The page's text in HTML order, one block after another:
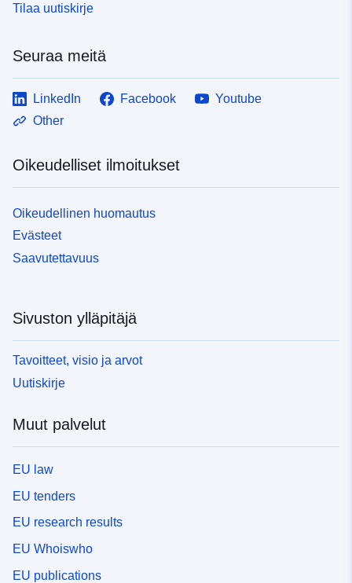
Tilaa uutiskirje
Seuraa meitä
LinkedIn Facebook
Youtube
Other
Oikeudelliset ilmoitukset
Oikeudellinen huomautus
Evästeet
Saavutettavuus
Sivuston ylläpitäjä
Tavoitteet, visio ja arvot
Uutiskirje
Muut palvelut
EU law
EU tenders
EU research results
EU Whoiswho
EU publications